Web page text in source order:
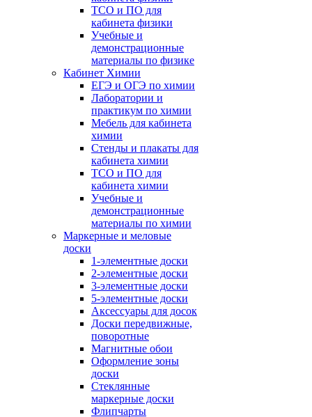
ТСО и ПО для
кабинета физики
Учебные и
демонстрационные
материалы по физике
Кабинет Химии
ЕГЭ и ОГЭ по химии
Лаборатории и
практикум по химии
Мебель для кабинета
химии
Стенды и плакаты для
кабинета химии
ТСО и ПО для
кабинета химии
Учебные и
демонстрационные
материалы по химии
Маркерные и меловые
доски
1-элементные доски
2-элементные доски
3-элементные доски
5-элементные доски
Аксессуары для досок
Доски передвижные,
поворотные
Магнитные обои
Оформление зоны
доски
Стеклянные
маркерные доски
Флипчарты